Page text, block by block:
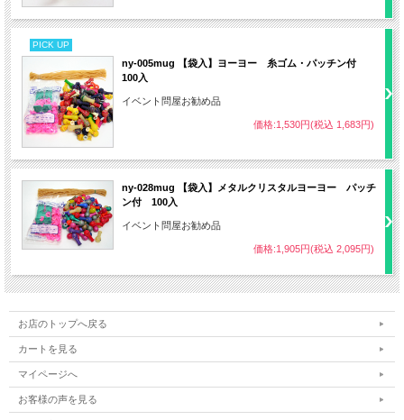
PICK UP
ny-005mug 【袋入】ヨーヨー 糸ゴム・パッチン付
100入
イベント問屋お勧め品
価格:1,530円(税込 1,683円)
ny-028mug 【袋入】メタルクリスタルヨーヨー パッチ
ン付 100入
イベント問屋お勧め品
価格:1,905円(税込 2,095円)
お店のトップへ戻る
カートを見る
マイページへ
お客様の声を見る